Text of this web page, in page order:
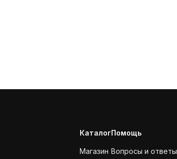
Каталог
Магазин
Помощь
Вопросы и ответы